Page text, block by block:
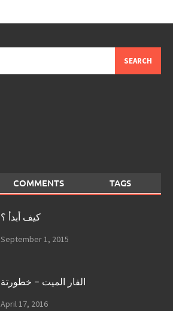
COMMENTS TAGS
كيف أبدأ ؟
September 1, 2015
الفار الميت – خطورتة
April 17, 2016